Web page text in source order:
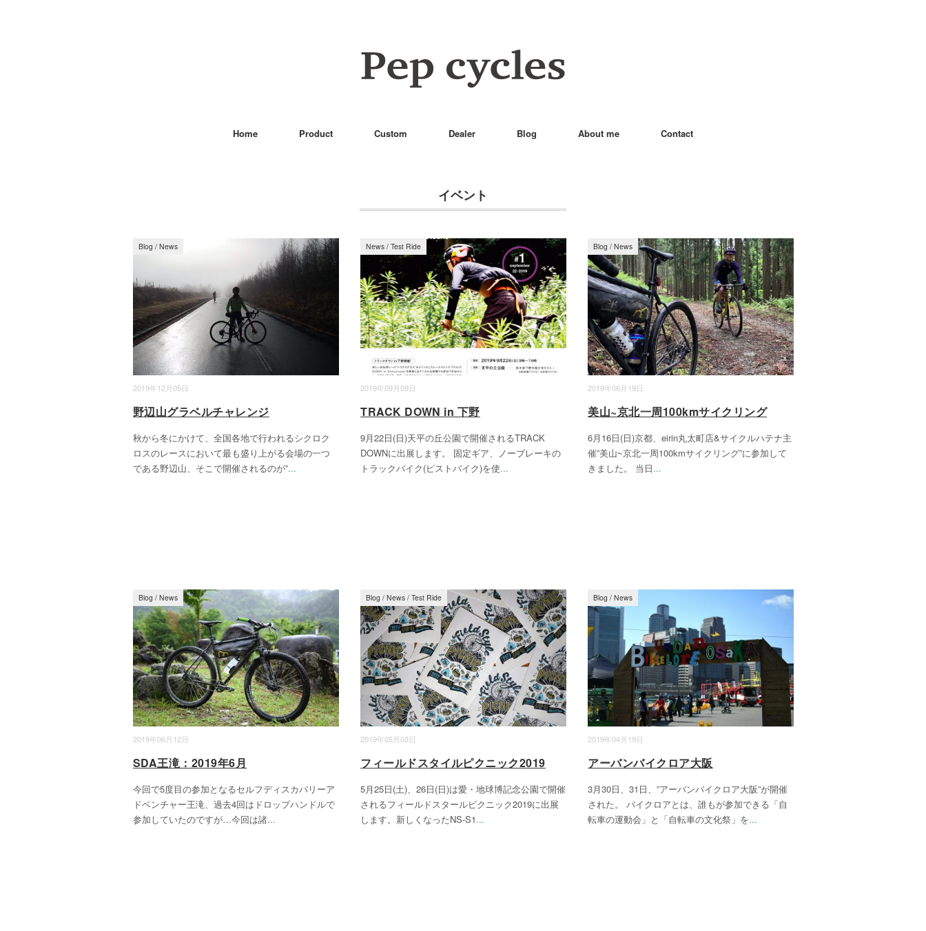
Home Product Custom Dealer Blog About me Contact
イベント
2019年12月05日
Blog / News
野辺山グラベルチャレンジ
秋から冬にかけて、全国各地で行われるシクロク
ロスのレースにおいて最も盛り上がる会場の一つ
である野辺山、そこで開催されるのが”...
2019年09月09日
News /Test Ride
TRACK DOWN in 下野
9月22日(日)天平の丘公園で開催されるTRACK
DOWNに出展します。 固定ギア、ノーブレーキの
トラックバイク(ピストバイク)を使...
2019年06月19日
Blog /News
美山~京北一周100kmサイクリング
6月16日(日)京都、eirin丸太町店&サイクルハテナ主
催”美山~京北一周100kmサイクリング”に参加して
きました。 当日...
2019年06月12日
Blog / News
SDA王滝：2019年6月
今回で5度目の参加となるセルフディスカバリーア
ドベンチャー王滝、過去4回はドロップハンドルで
参加していたのですが…今回は諸...
2019年05月03日
Blog /News /Test Ride
フィールドスタイルピクニック2019
5月25日(土)、26日(日)は愛・地球博記念公園で開催
されるフィールドスタールピクニック2019に出展
します。新しくなったNS-S1...
2019年04月19日
Blog /News
アーバンバイクロア大阪
3月30日、31日、”アーバンバイクロア大阪”が開催
された。 バイクロアとは、誰もが参加できる「自
転車の運動会」と「自転車の文化祭」を...